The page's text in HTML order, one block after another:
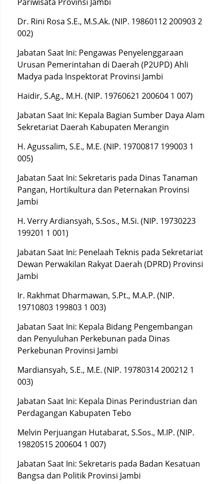
Dr. Rini Rosa S.E., M.S.Ak. (NIP. 19860112 200903 2
002)
Jabatan Saat Ini: Pengawas Penyelenggaraan
Urusan Pemerintahan di Daerah (P2UPD) Ahli
Madya pada Inspektorat Provinsi Jambi
Haidir, S.Ag., M.H. (NIP. 19760621 200604 1 007)
Jabatan Saat Ini: Kepala Bagian Sumber Daya Alam
Sekretariat Daerah Kabupaten Merangin
H. Agussalim, S.E., M.E. (NIP. 19700817 199003 1
005)
Jabatan Saat Ini: Sekretaris pada Dinas Tanaman
Pangan, Hortikultura dan Peternakan Provinsi
Jambi
H. Verry Ardiansyah, S.Sos., M.Si. (NIP. 19730223
199201 1 001)
Jabatan Saat Ini: Penelaah Teknis pada Sekretariat
Dewan Perwakilan Rakyat Daerah (DPRD) Provinsi
Jambi
Ir. Rakhmat Dharmawan, S.Pt., M.A.P. (NIP.
19710803 199803 1 003)
Jabatan Saat Ini: Kepala Bidang Pengembangan
dan Penyuluhan Perkebunan pada Dinas
Perkebunan Provinsi Jambi
Mardiansyah, S.E., M.E. (NIP. 19780314 200212 1
003)
Jabatan Saat Ini: Kepala Dinas Perindustrian dan
Perdagangan Kabupaten Tebo
Melvin Perjuangan Hutabarat, S.Sos., M.IP. (NIP.
19820515 200604 1 007)
Jabatan Saat Ini: Sekretaris pada Badan Kesatuan
Bangsa dan Politik Provinsi Jambi